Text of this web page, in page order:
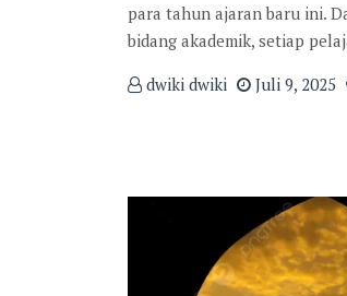
para tahun ajaran baru ini.
bidang akademik, setiap
dwiki dwiki
Juli 9, 2025